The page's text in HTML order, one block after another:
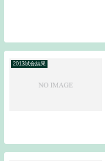
2013試合結果